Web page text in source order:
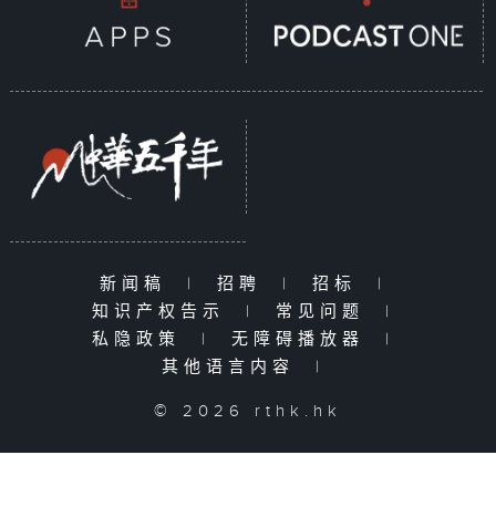
新闻稿 | 招聘 | 招标
|
知识产权告示
| 常见问题
|
私隐政策
| 无障碍播放器
|
其他语言内容
|
© 2026 rthk.hk